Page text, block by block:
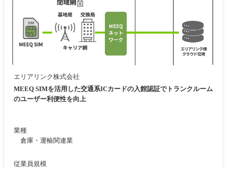
エリアリンク株式会社
MEEQ SIMを活用した交通系ICカードの入館認証でトランクルーム
のユーザー利便性を向上
業種
倉庫・運輸関連業
従業員規模